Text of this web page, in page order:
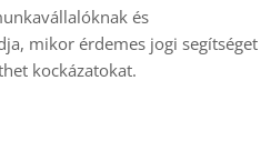
és
mikor érdemes jogi segítséget
kockázatokat.